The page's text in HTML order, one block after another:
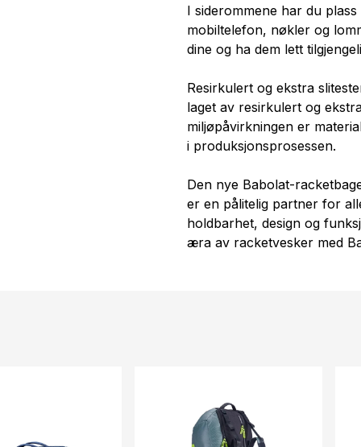
I siderommene har du
mobiltelefon, nøkler og
dine og ha dem lett
Resirkulert og ekstra
laget av resirkulert og
miljøpåvirkningen er
i produksjonsprosessen.
Den nye Babolat-
er en pålitelig partner for
holdbarhet, design og
æra av racketvesker med